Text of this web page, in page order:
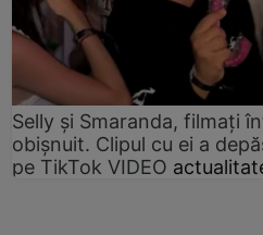
Selly și Smaranda, filmați
obișnuit. Clipul cu ei a
pe TikTok VIDEO